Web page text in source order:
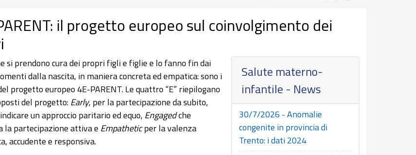
il progetto europeo sul coinvolgimento dei
Salute materno-
infantile - News
30/7/2026 - Anomalie
congenite in provincia di
Trento: i dati 2024
si prendono cura dei propri figli e figlie e lo fanno fin dai
dalla nascita, in maniera concreta ed empatica: sono i
progetto europeo 4E-PARENT. Le quattro “E” riepilogano
del progetto:Early, per la partecipazione da subito,
un approccio paritario ed equo, Engagedche
la partecipazione attiva e Empatheticper la valenza
accudente e responsiva.